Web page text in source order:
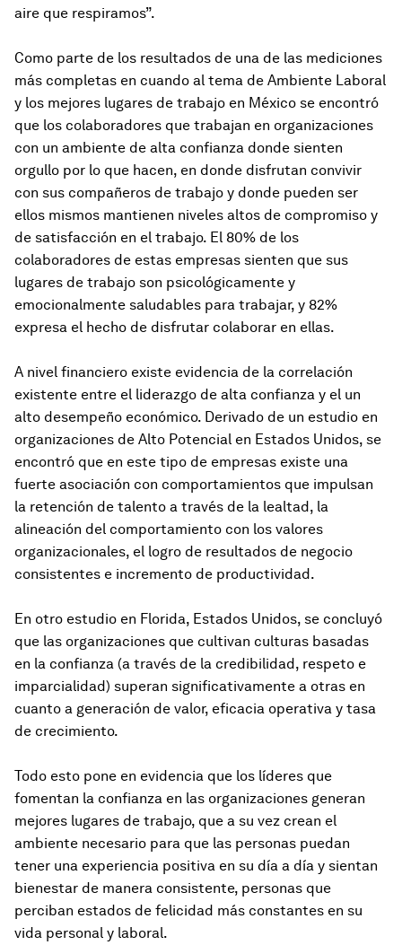
aire que respiramos”.
Como parte de los resultados de una de las mediciones
más completas en cuando al tema de Ambiente Laboral
y los mejores lugares de trabajo en México se encontró
que los colaboradores que trabajan en organizaciones
con un ambiente de alta confianza donde sienten
orgullo por lo que hacen, en donde disfrutan convivir
con sus compañeros de trabajo y donde pueden ser
ellos mismos mantienen niveles altos de compromiso y
de satisfacción en el trabajo. El 80% de los
colaboradores de estas empresas sienten que sus
lugares de trabajo son psicológicamente y
emocionalmente saludables para trabajar, y 82%
expresa el hecho de disfrutar colaborar en ellas.
A nivel financiero existe evidencia de la correlación
existente entre el liderazgo de alta confianza y el un
alto desempeño económico. Derivado de un estudio en
organizaciones de Alto Potencial en Estados Unidos, se
encontró que en este tipo de empresas existe una
fuerte asociación con comportamientos que impulsan
la retención de talento a través de la lealtad, la
alineación del comportamiento con los valores
organizacionales, el logro de resultados de negocio
consistentes e incremento de productividad.
En otro estudio en Florida, Estados Unidos, se concluyó
que las organizaciones que cultivan culturas basadas
en la confianza (a través de la credibilidad, respeto e
imparcialidad) superan significativamente a otras en
cuanto a generación de valor, eficacia operativa y tasa
de crecimiento.
Todo esto pone en evidencia que los líderes que
fomentan la confianza en las organizaciones generan
mejores lugares de trabajo, que a su vez crean el
ambiente necesario para que las personas puedan
tener una experiencia positiva en su día a día y sientan
bienestar de manera consistente, personas que
perciban estados de felicidad más constantes en su
vida personal y laboral.